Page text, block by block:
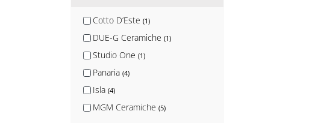
Cotto D’Este (1)
DUE-G Ceramiche (1)
Studio One (1)
Panaria (4)
Isla (4)
MGM Ceramiche (5)